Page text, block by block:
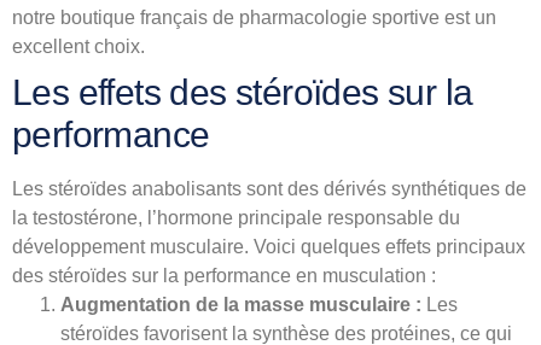
notre boutique français de pharmacologie sportive est un
excellent choix.
Les effets des stéroïdes sur la
performance
Les stéroïdes anabolisants sont des dérivés synthétiques de
la testostérone, l’hormone principale responsable du
développement musculaire. Voici quelques effets principaux
des stéroïdes sur la performance en musculation :
Augmentation de la masse musculaire : Les
stéroïdes favorisent la synthèse des protéines, ce qui